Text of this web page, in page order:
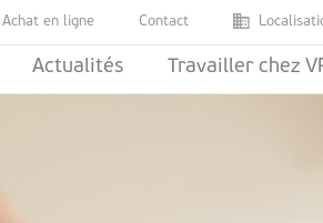
Achat en ligne Contact
Actualités Travailler chez